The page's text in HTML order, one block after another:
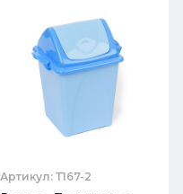
Артикул: Т167-2